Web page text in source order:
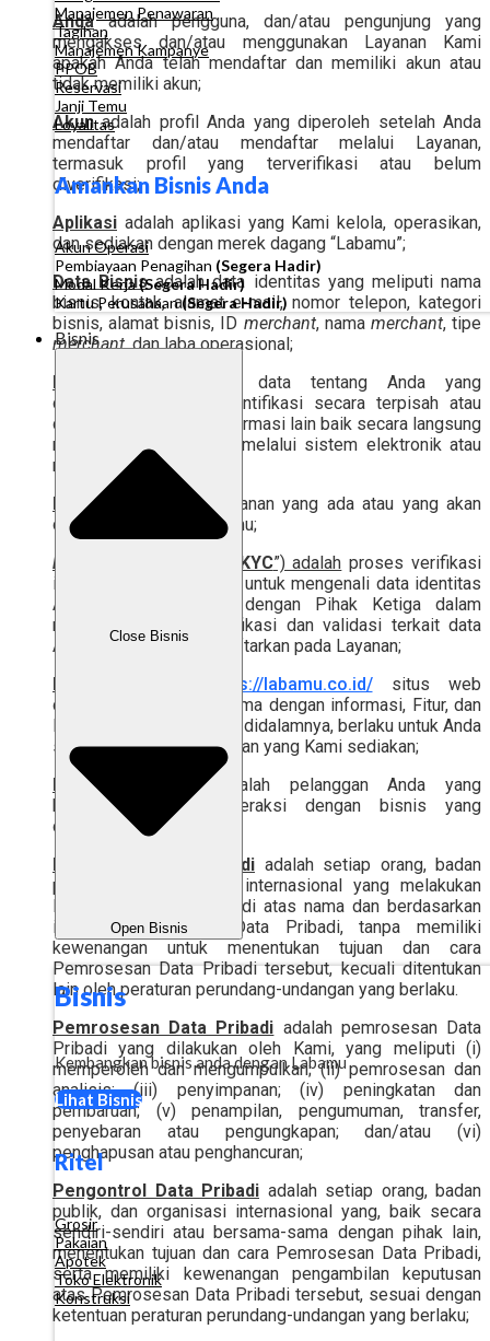
Manajemen Penawaran
Tagihan
Manajemen Kampanye
PPOB
Reservasi
Janji Temu
Loyalitas
Amankan Bisnis Anda
Akun Operasi
Pembiayaan Penagihan (Segera Hadir)
Modal Kerja(Segera Hadir)
Kartu Perusahaan(Segera Hadir)
Bisnis
Close Bisnis
Open Bisnis
Bisnis
Kembangkan bisnis anda dengan Labamu
Lihat Bisnis
Ritel
Grosir
Pakaian
Apotek
Toko Elektronik
Konstruksi
Andaadalah pengguna, dan/atau pengunjung yang
mengakses dan/atau menggunakan Layanan Kami
apakah Anda telah mendaftar dan memiliki akun atau
tidak memiliki akun;
Akunadalah profil Anda yang diperoleh setelah Anda
mendaftar dan/atau mendaftar melalui Layanan,
termasuk profil yang terverifikasi atau belum
diverifikasi;
Aplikasi adalah aplikasi yang Kami kelola, operasikan,
dan sediakan dengan merek dagang “Labamu”;
Data Bisnisadalah data identitas yang meliputi nama
bisnis, kontak, alamat e-mail, nomor telepon, kategori
bisnis, alamat bisnis, ID merchant, nama merchant, tipe
merchant, dan laba operasional;
Data Pribadi
adalah data tentang Anda yang
diidentifikasi atau diidentifikasi secara terpisah atau
digabungkan dengan informasi lain baik secara langsung
maupun tidak langsung melalui sistem elektronik atau
non-elektronik;
Fituradalah produk layanan yang ada atau yang akan
datang di Layanan Labamu;
Know Your Customer
KYC”) adalah proses verifikasi
identitas yang dilakukan untuk mengenali data identitas
Anda yang terhubung dengan Pihak Ketiga dalam
melakukan proses verifikasi dan validasi terkait data
Akun yang telah Anda daftarkan pada Layanan;
Layanan
https://labamu.co.id/situs web
dan/atau Aplikasi, bersama dengan informasi, Fitur, dan
layanan yang terkandung didalamnya, berlaku untuk Anda
sebagai pengguna Layanan yang Kami sediakan;
Pelanggan Andaadalah pelanggan Anda yang
berbelanja dan berinteraksi dengan bisnis yang
didukung Labamu;
Pemroses Data Pribadi adalah setiap orang, badan
publik, atau organisasi internasional yang melakukan
Pemrosesan Data Pribadi atas nama dan berdasarkan
instruksi Pengontrol Data Pribadi, tanpa memiliki
kewenangan untuk menentukan tujuan dan cara
Pemrosesan Data Pribadi tersebut, kecuali ditentukan
lain oleh peraturan perundang-undangan yang berlaku.
Pemrosesan Data Pribadi adalah pemrosesan Data
Pribadi yang dilakukan oleh Kami, yang meliputi (i)
memperoleh dan mengumpulkan; (ii) pemrosesan dan
analisis; (iii) penyimpanan; (iv) peningkatan dan
pembaruan; (v) penampilan, pengumuman, transfer,
penyebaran atau pengungkapan; dan/atau (vi)
penghapusan atau penghancuran;
Pengontrol Data Pribadi adalah setiap orang, badan
publik, dan organisasi internasional yang, baik secara
sendiri-sendiri atau bersama-sama dengan pihak lain,
menentukan tujuan dan cara Pemrosesan Data Pribadi,
serta memiliki kewenangan pengambilan keputusan
atas Pemrosesan Data Pribadi tersebut, sesuai dengan
ketentuan peraturan perundang-undangan yang berlaku;